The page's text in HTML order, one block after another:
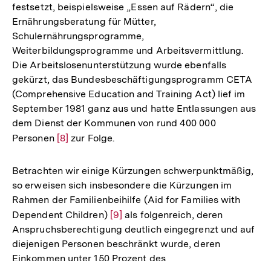
festsetzt, beispielsweise „Essen auf Rädern“, die
Ernährungsberatung für Mütter,
Schulernährungsprogramme,
Weiterbildungsprogramme und Arbeitsvermittlung.
Die Arbeitslosenunterstützung wurde ebenfalls
gekürzt, das Bundesbeschäftigungsprogramm CETA
(Comprehensive Education and Training Act) lief im
September 1981 ganz aus und hatte Entlassungen aus
dem Dienst der Kommunen von rund 400 000
Personen Zur
der
Fußnote
[8] zur Folge.
Betrachten wir einige Kürzungen schwerpunktmäßig,
so erweisen sich insbesondere die Kürzungen im
Rahmen der Familienbeihilfe (Aid for Families with
Dependent Children) Zur
Auflösung
der
[9] als folgenreich, deren
Anspruchsberechtigung deutlich eingegrenzt und auf
diejenigen Personen beschränkt wurde, deren
Einkommen unter 150 Prozent des